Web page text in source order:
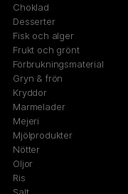
Choklad
Desserter
Fisk och alger
Frukt och grönt
Förbrukningsmaterial
Gryn & frön
Kryddor
Marmelader
Mejeri
Mjölprodukter
Nötter
Oljor
Ris